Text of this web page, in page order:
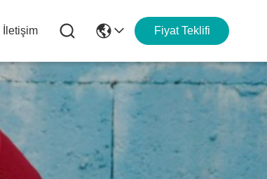
İletişim Fiyat Teklifi